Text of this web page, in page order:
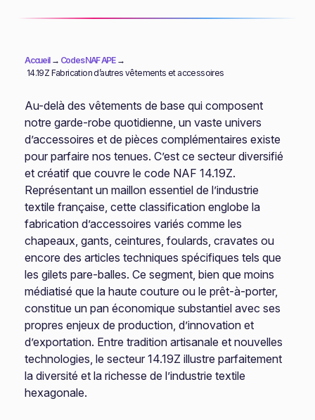
Accueil→ Codes NAF APE→
14.19Z Fabrication d’autres vêtements et accessoires
Au-delà des vêtements de base qui composent
notre garde-robe quotidienne, un vaste univers
d’accessoires et de pièces complémentaires existe
pour parfaire nos tenues. C’est ce secteur diversifié
et créatif que couvre le code NAF 14.19Z.
Représentant un maillon essentiel de l’industrie
textile française, cette classification englobe la
fabrication d’accessoires variés comme les
chapeaux, gants, ceintures, foulards, cravates ou
encore des articles techniques spécifiques tels que
les gilets pare-balles. Ce segment, bien que moins
médiatisé que la haute couture ou le prêt-à-porter,
constitue un pan économique substantiel avec ses
propres enjeux de production, d’innovation et
d’exportation. Entre tradition artisanale et nouvelles
technologies, le secteur 14.19Z illustre parfaitement
la diversité et la richesse de l’industrie textile
hexagonale.